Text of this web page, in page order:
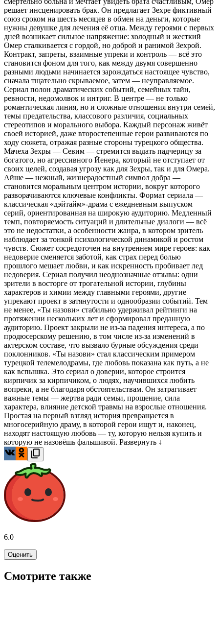
решает инсценировать брак. Он предлагает Зехре фиктивный
союз сроком на шесть месяцев в обмен на деньги, которые
нужны девушке для лечения её отца. Между героями с первых
дней возникает сильное напряжение: холодный и жесткий
Омер сталкивается с гордой, но доброй и ранимой Зехрой.
Контракт, запреты, взаимные упреки и контроль — всё это
становится фоном для того, как между двумя совершенно
разными людьми начинается зарождаться настоящее чувство,
сначала тщательно скрываемое, затем — неуправляемое.
Сериал полон драматических событий, семейных тайн,
ревности, недомолвок и интриг. В центре — не только
романтическая линия, но и сложные отношения внутри семей,
темы предательства, классового различия, социальных
стереотипов и морального выбора. Каждый персонаж живёт
своей историей, даже второстепенные герои развиваются по
ходу сюжета, отражая разные стороны турецкого общества.
Мачеха Зехры — Севим — стремится выдать падчерицу за
богатого, но агрессивного Йенера, который не отступает от
своих целей, создавая угрозу как для Зехры, так и для Омера.
Айше — нежный, жизнерадостный символ добра —
становится моральным центром истории, вокруг которого
разворачиваются ключевые конфликты. Формат сериала —
классическая «дэйтайм»-драма с ежедневным выпуском
серий, ориентированная на широкую аудиторию. Медленный
темп, повторяемость ситуаций и длительные диалоги — всё
это не недостатки, а особенности жанра, в котором зритель
наблюдает за тонкой психологической динамикой и ростом
чувств. Сюжет сосредоточен на внутреннем мире героев: как
недоверие сменяется заботой, как страх перед болью
прошлого мешает любви, и как искренность пробивает лед
недоверия. Сериал получил неоднозначные отзывы: одни
зрители в восторге от трогательной истории, глубины
характеров и химии между главными героями, другие
упрекают проект в затянутости и однообразии событий. Тем
не менее, «Ты назови» стабильно удерживал рейтинги на
протяжении нескольких лет и сформировал преданную
аудиторию. Проект закрыли не из-за падения интереса, а по
продюсерскому решению, в том числе из-за изменений в
актерском составе, что вызвало бурные обсуждения среди
поклонников. «Ты назови» стал классическим примером
турецкой телемелодрамы, где любовь показана как путь, а не
как вспышка. Это сериал о доверии, которое строится
кирпичик за кирпичиком, о людях, научившихся любить
вопреки, а не благодаря обстоятельствам. Он затрагивает
важные темы — жертва ради семьи, прощение, сила
характера, влияние детской травмы на взрослые отношения.
Простая на первый взгляд история превращается в
многосерийную драму, в которой герои ищут и, наконец,
находят настоящую любовь — ту, которую нельзя купить и
которую не назовёшь фальшивой. Развернуть ↓
6.0
Оценить
Смотрите также